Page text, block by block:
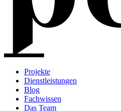
Projekte
Dienstleistungen
Blog
Fachwissen
Das Team